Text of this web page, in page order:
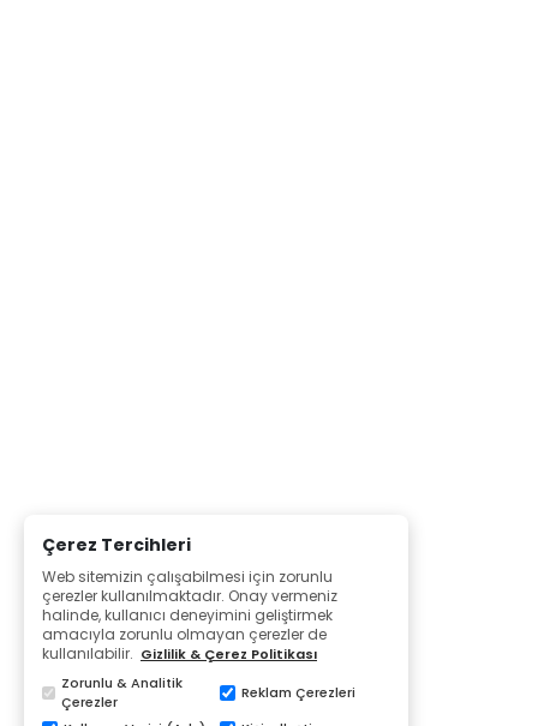
Çerez Tercihleri
Web sitemizin çalışabilmesi için zorunlu
çerezler kullanılmaktadır. Onay vermeniz
halinde, kullanıcı deneyimini geliştirmek
amacıyla zorunlu olmayan çerezler de
kullanılabilir. Gizlilik & Çerez Politikası
Zorunlu & Analitik
Çerezler
Reklam Çerezleri